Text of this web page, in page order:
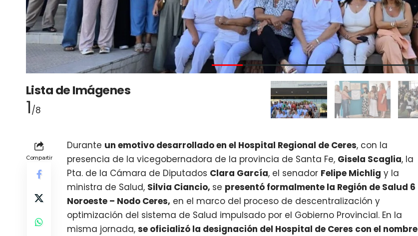
Lista de Imágenes
1/8
Compartir
Durante un emotivo desarrollado en el Hospital Regional de Ceres, con la
presencia de la vicegobernadora de la provincia de Santa Fe, Gisela Scaglia, la
Pta. de la Cámara de Diputados Clara García, el senador Felipe Michlig y la
ministra de Salud, Silvia Ciancio, se presentó formalmente la Región de Salud 6
Noroeste – Nodo Ceres, en el marco del proceso de descentralización y
optimización del sistema de Salud impulsado por el Gobierno Provincial. En la
misma jornada,se oficializó la designación del Hospital de Ceres con el nombre